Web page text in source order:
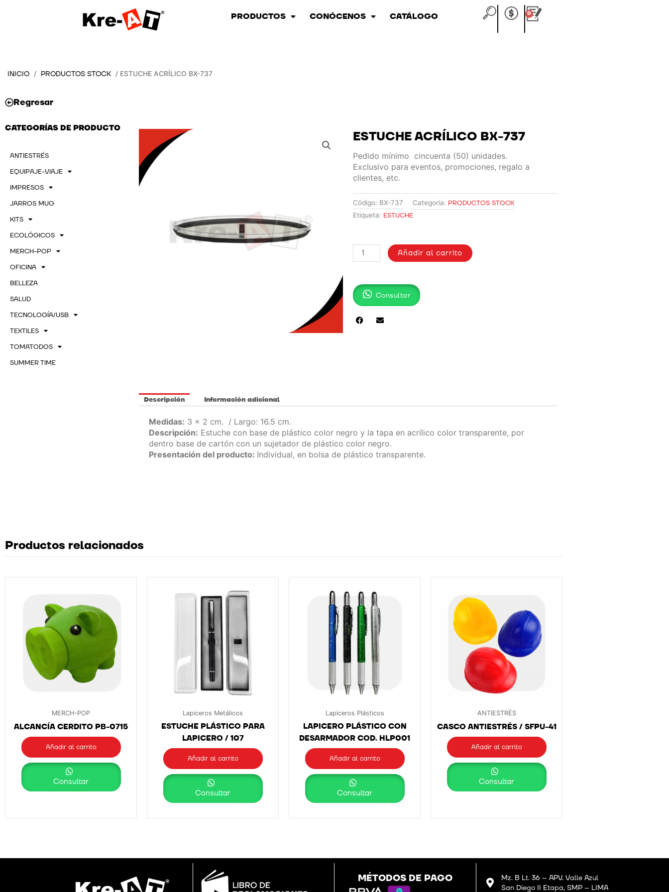
PRODUCTOS CONÓCENOS CATÁLOGO 0
Carrito
INICIO / PRODUCTOS STOCK / ESTUCHE ACRÍLICO BX-737
Regresar
CATEGORÍAS DE PRODUCTO
ANTIESTRÉS
EQUIPAJE-VIAJE
IMPRESOS
JARROS MUG
KITS
ECOLÓGICOS
MERCH-POP
OFICINA
BELLEZA
SALUD
TECNOLOGÍA/USB
TEXTILES
TOMATODOS
SUMMER TIME
ESTUCHE ACRÍLICO BX-737
Pedido mínimo cincuenta (50) unidades.
Exclusivo para eventos, promociones, regalo a
clientes, etc.
Código: BX-737 Categoría: PRODUCTOS STOCK
Etiqueta: ESTUCHE
ESTUCHE
ACRÍLICO
cantidad
Añadir al carrito
Consultar
Descripción Información adicional
Medidas: 3 x 2 cm. / Largo: 16.5 cm.
Descripción: Estuche con base de plástico color negro y la tapa en acrílico color transparente, por
dentro base de cartón con un sujetador de plástico color negro.
Presentación del producto: Individual, en bolsa de plástico transparente.
Productos relacionados
MERCH-POP
ALCANCÍA CERDITO PB-0715
Añadir al carrito
Consultar
Lapiceros Metálicos
ESTUCHE PLÁSTICO PARA
LAPICERO / 107
Añadir al carrito
Consultar
Lapiceros Plásticos
LAPICERO PLÁSTICO CON
DESARMADOR COD. HLP001
Añadir al carrito
Consultar
ANTIESTRÉS
CASCO ANTIESTRÉS / SFPU-41
Añadir al carrito
Consultar
MÉTODOS DE PAGO
Mz. B Lt. 36 – APV. Valle Azul
San Diego II Etapa, SMP – LIMA